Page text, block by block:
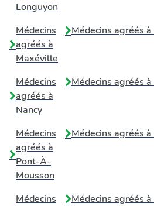
Longuyon
Médecins
agréés à
Maxéville
Médecins agréés à
Médecins
agréés à
Nancy
Médecins agréés à
Médecins
agréés à
Pont-À-
Mousson
Médecins agréés à
Médecins
Médecins agréés à